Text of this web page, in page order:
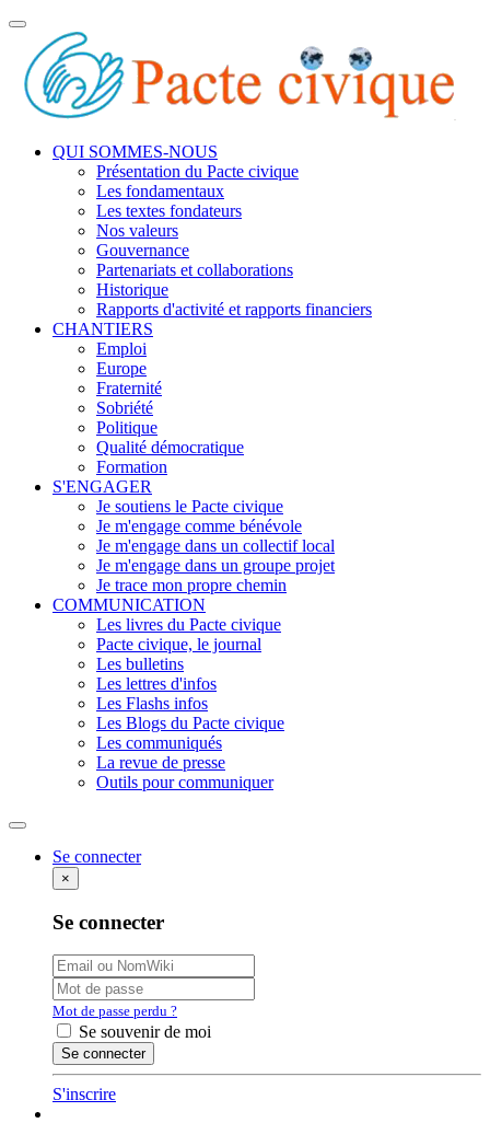
Toggle
navigation
QUI SOMMES-NOUS
Présentation du Pacte civique
Les fondamentaux
Les textes fondateurs
Nos valeurs
Gouvernance
Partenariats et collaborations
Historique
Rapports d'activité et rapports financiers
CHANTIERS
Emploi
Europe
Fraternité
Sobriété
Politique
Qualité démocratique
Formation
S'ENGAGER
Je soutiens le Pacte civique
Je m'engage comme bénévole
Je m'engage dans un collectif local
Je m'engage dans un groupe projet
Je trace mon propre chemin
COMMUNICATION
Les livres du Pacte civique
Pacte civique, le journal
Les bulletins
Les lettres d'infos
Les Flashs infos
Les Blogs du Pacte civique
Les communiqués
La revue de presse
Outils pour communiquer
Rechercher
Se connecter
×
Se connecter
Mot de passe perdu ?
Se souvenir de moi
S'inscrire